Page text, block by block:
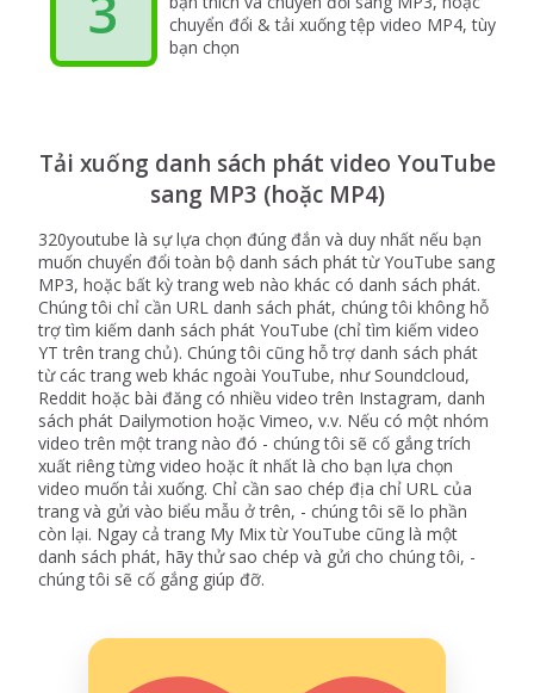
chuyển đổi & tải xuống tệp video MP4, tùy
bạn chọn
Tải xuống danh sách phát video YouTube
sang MP3 (hoặc MP4)
320youtube là sự lựa chọn đúng đắn và duy nhất nếu bạn
muốn chuyển đổi toàn bộ danh sách phát từ YouTube sang
MP3, hoặc bất kỳ trang web nào khác có danh sách phát.
Chúng tôi chỉ cần URL danh sách phát, chúng tôi không hỗ
trợ tìm kiếm danh sách phát YouTube (chỉ tìm kiếm video
YT trên trang chủ). Chúng tôi cũng hỗ trợ danh sách phát
từ các trang web khác ngoài YouTube, như Soundcloud,
Reddit hoặc bài đăng có nhiều video trên Instagram, danh
sách phát Dailymotion hoặc Vimeo, v.v. Nếu có một nhóm
video trên một trang nào đó - chúng tôi sẽ cố gắng trích
xuất riêng từng video hoặc ít nhất là cho bạn lựa chọn
video muốn tải xuống. Chỉ cần sao chép địa chỉ URL của
trang và gửi vào biểu mẫu ở trên, - chúng tôi sẽ lo phần
còn lại. Ngay cả trang My Mix từ YouTube cũng là một
danh sách phát, hãy thử sao chép và gửi cho chúng tôi, -
chúng tôi sẽ cố gắng giúp đỡ.